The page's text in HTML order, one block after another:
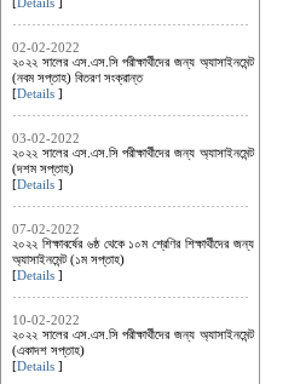
02-02-2022
২০২২ সালের এস.এস.সি পরীক্ষার্থীদের জন্য অ্যাসাইনমেন্ট
(নবম সপ্তাহ) বিতরণ সংক্রান্ত
[Details ]
03-02-2022
২০২২ সালের এস.এস.সি পরীক্ষার্থীদের জন্য অ্যাসাইনমেন্ট
(দশম সপ্তাহ)
[Details ]
07-02-2022
২০২২ শিক্ষাবর্ষের ৬ষ্ঠ থেকে ১০ম শ্রেণির শিক্ষার্থীদের জন্য
অ্যাসাইনমেন্ট (১ম সপ্তাহ)
[Details ]
10-02-2022
২০২২ সালের এস.এস.সি পরীক্ষার্থীদের জন্য অ্যাসাইনমেন্ট
(একাদশ সপ্তাহ)
[Details ]